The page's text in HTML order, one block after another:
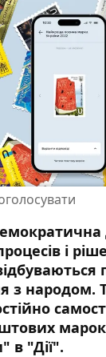
і
з народом.
марок
в "Дії".